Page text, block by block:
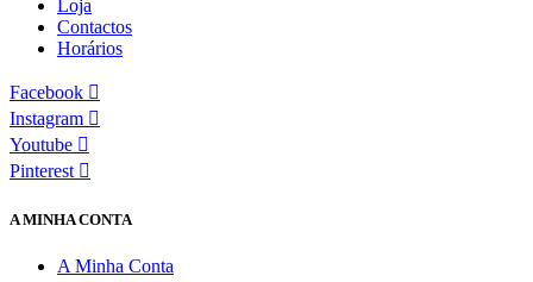
Loja
Contactos
Horários
Facebook
Instagram
Youtube
Pinterest
A MINHA CONTA
A Minha Conta